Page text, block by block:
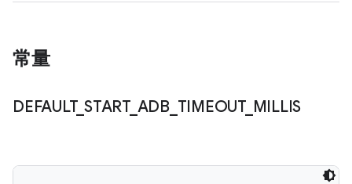
常量
DEFAULT_ START_ ADB_ TIMEOUT_ MILLIS